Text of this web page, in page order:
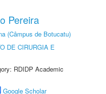
Pereira
(Câmpus de Botucatu)
DE CIRURGIA E
RDIDP Academic
Google Scholar